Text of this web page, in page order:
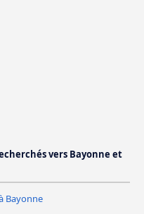
vers Bayonne et
Bayonne